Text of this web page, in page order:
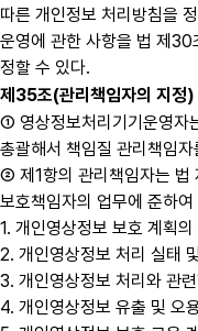
따른 개인정보 처리방침을
운영에 관한 사항을 법 제30
정할 수 있다.
제35조(관리책임자의 지정)
① 영상정보처리기기운영자
총괄해서 책임질 관리책임
② 제1항의 관리책임자는 법
보호책임자의 업무에 준하
1. 개인영상정보 보호 계획
2. 개인영상정보 처리 실태
3. 개인영상정보 처리와 관
4. 개인영상정보 유출 및 오